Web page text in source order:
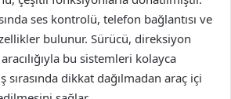
ses kontrolü, telefon bağlantısı ve
bulunur. Sürücü, direksiyon
bu sistemleri kolayca
dikkat dağılmadan araç içi